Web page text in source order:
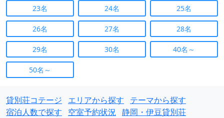
23名 24名 25名
26名 27名 28名
29名 30名 40名～
50名～
貸別荘コテージ エリアから探す
テーマから探す
宿泊人数で探す
空室予約状況 静岡・伊豆貸別荘